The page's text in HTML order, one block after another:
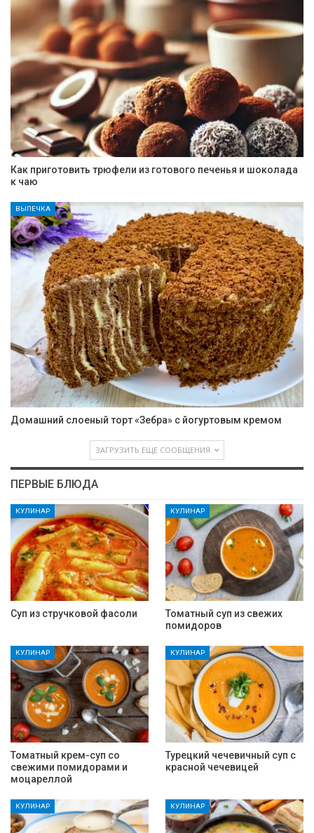
Как приготовить трюфели из готового печенья и шоколада
к чаю
ВЫПЕЧКА
Домашний слоеный торт «Зебра» с йогуртовым кремом
ЗАГРУЗИТЬ ЕЩЕ СООБЩЕНИЯ
ПЕРВЫЕ БЛЮДА
КУЛИНАР
Суп из стручковой фасоли
КУЛИНАР
Томатный суп из свежих
помидоров
КУЛИНАР
Томатный крем-суп со
свежими помидорами и
моцареллой
КУЛИНАР
Турецкий чечевичный суп с
красной чечевицей
КУЛИНАР КУЛИНАР